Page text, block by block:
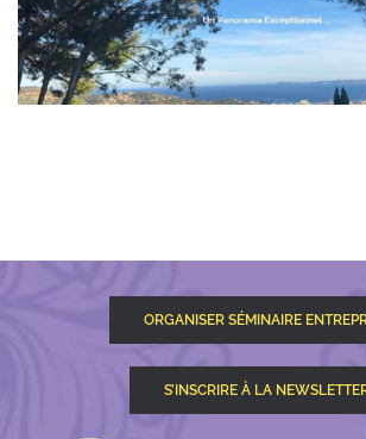
ORGANISER SÉMINAIRE
S’INSCRIRE À LA